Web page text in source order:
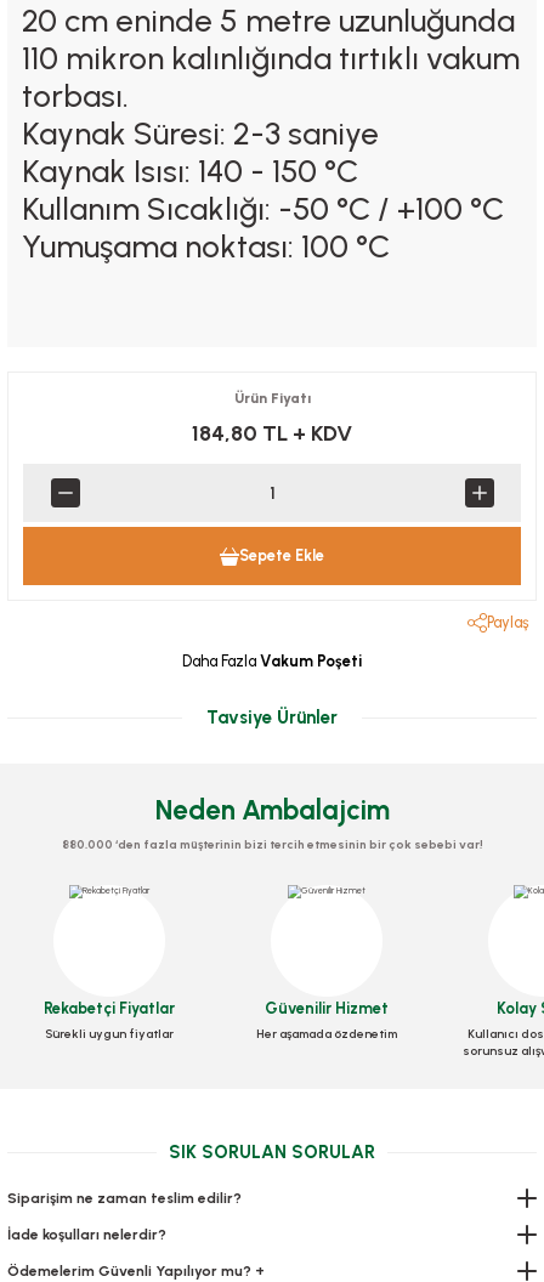
20 cm eninde 5 metre uzunluğunda
110 mikron kalınlığında tırtıklı vakum
torbası.
Kaynak Süresi: 2-3 saniye
Kaynak Isısı: 140 - 150 °C
Kullanım Sıcaklığı: -50 °C / +100 °C
Yumuşama noktası: 100 °C
Ürün Fiyatı
184,80 TL + KDV
Sepete Ekle
Paylaş
Daha Fazla Vakum Poşeti
Tavsiye Ürünler
Vakum Torbası Tırtıklı 25 cm x 5 metre
+ KDV
Sepete Ekle
Neden Ambalajcim
880.000 ‘den fazla müşterinin bizi tercih etmesinin bir çok sebebi var!
Rekabetçi Fiyatlar
Sürekli uygun fiyatlar
Güvenilir Hizmet
Her aşamada özdenetim
Kolay
Kullanıcı
sorunsuz
SIK SORULAN SORULAR
Siparişim ne zaman teslim edilir?
İade koşulları nelerdir?
Ödemelerim Güvenli Yapılıyor mu? +